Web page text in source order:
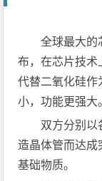
全球最大
布，在芯片技术
代替二氧化硅作
小，功能更强大
双方分别以
造晶体管而达成
基础物质。